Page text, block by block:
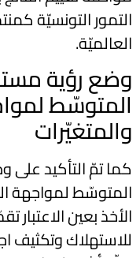
التمور التونسيّة
العالميّة.
وضع رؤية
المتوسّط
والمتغيّرات
كما تمّ التأكيد
المتوسّط لمواجهة
الأخذ بعين الاعتبار
للاستهلاك وتكثيف